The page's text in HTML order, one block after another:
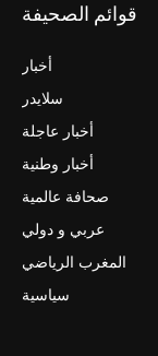
قوائم الصحيفة
أخبار
سلايدر
أخبار عاجلة
أخبار وطنية
صحافة عالمية
عربي و دولي
المغرب الرياضي
سياسية